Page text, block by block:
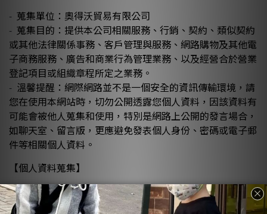
- 蒐集單位：奧得沃貿易有限公司
- 蒐集目的：提供本公司相關服務、行銷、契約、類似契約
或其他法律關係事務、客戶管理與服務、網路購物及其他電
子商務服務、廣告和商業行為管理業務、以及經營合於營業
登記項目或組織章程所定之業務。
- 溫馨提醒：網際網路並不是一個安全的資訊傳輸環境，請
您在使用本網站時，切勿公開透露您個人資料，因該資料有
可能會被他人蒐集和使用，特別是網路上公開的發言場合，
如聊天室、留言版，更應避免發表個人身份、密碼或電子郵
件等相關個人資料。
【個人資料蒐集】
-當您瀏覽本公司經營之相關網站時，不會主動要求輸入個
人資料。